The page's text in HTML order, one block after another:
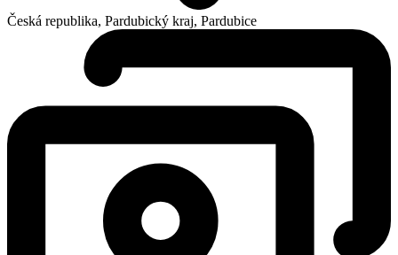
Česká republika, Pardubický kraj, Pardubice